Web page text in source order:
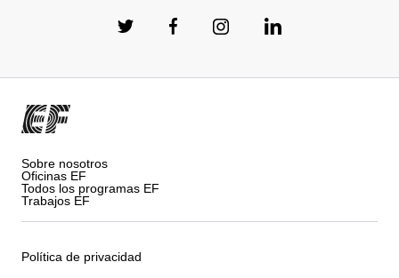
Sobre nosotros
Oficinas EF
Todos los programas EF
Trabajos EF
Política de privacidad